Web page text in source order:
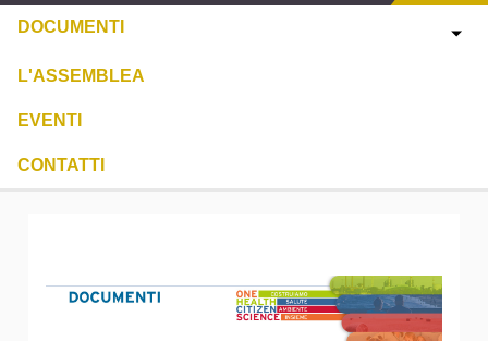
DOCUMENTI
L'ASSEMBLEA
EVENTI
CONTATTI